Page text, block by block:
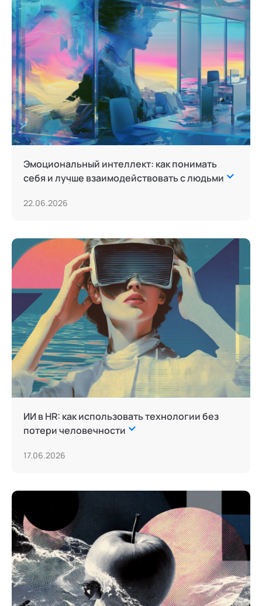
Эмоциональный интеллект: как понимать
себя и лучше взаимодействовать с людьми
22.06.2026
ИИ в HR: как использовать технологии без
потери человечности
17.06.2026